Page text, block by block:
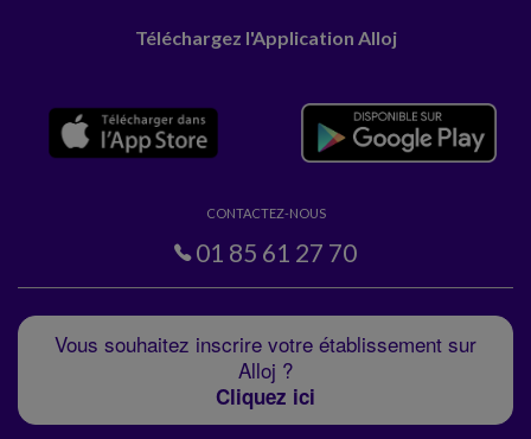
Téléchargez l'Application Alloj
CONTACTEZ-NOUS
01 85 61 27 70
Vous souhaitez inscrire votre établissement sur
Alloj ?
Cliquez ici